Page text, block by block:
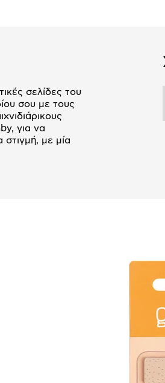
σελίδες του
σου με τους
για να
με μία